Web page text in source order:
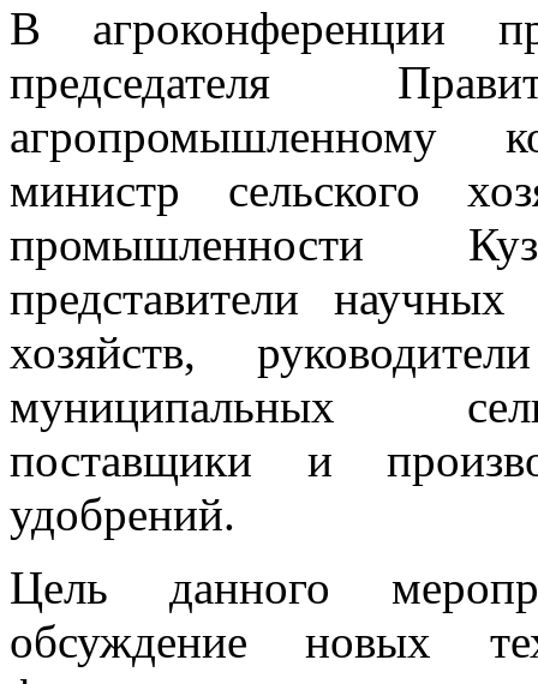
В агроконференции
председателя
агропромышленному
министр сельского
промышленности
представители
хозяйств,
муниципальных
поставщики и
удобрений.
Цель данного
обсуждение новых